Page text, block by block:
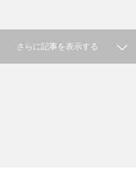
さらに記事を表示する